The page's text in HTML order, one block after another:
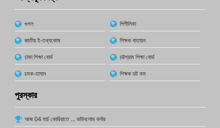
গুগল
পিপীলিকা
জাতীয় ই-তথ্যকোষ
শিক্ষক বাতায়ন
ঢাকা শিক্ষা বোর্ড
চট্টগ্রাম শিক্ষা বোর্ড
চমক-হাসান
শিক্ষক ডট কম
পুরস্কার
আজ 04 মার্চ কোরিয়াতে ... ডাউনলোড কর্নার